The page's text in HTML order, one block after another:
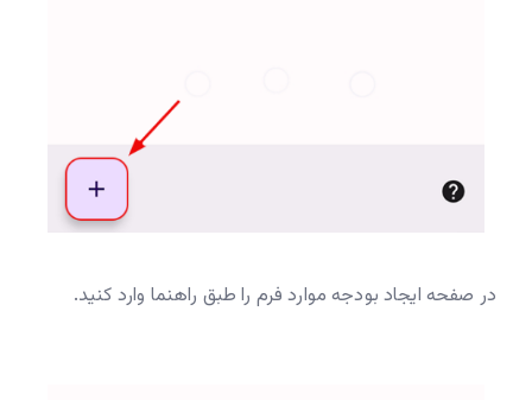
در صفحه ایجاد بودجه موارد فرم را طبق راهنما وارد کنید.